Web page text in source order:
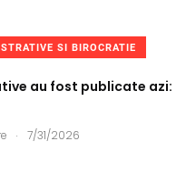
SI BIROCRATIE
au fost publicate azi:
. 7/31/2026